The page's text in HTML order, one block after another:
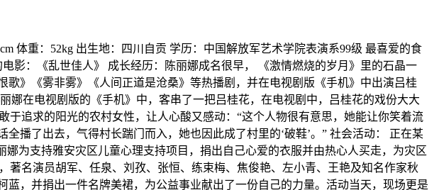
体重：52kg 出生地：四川自贡 学历：中国解放军艺术学院表演系99级 最喜爱的食
影：《乱世佳人》 成长经历：陈丽娜成名很早， 《激情燃烧的岁月》里的石晶一
》《雾非雾》《人间正道是沧桑》等热播剧，并在电视剧版《手机》中出演吕桂
在电视剧版的《手机》中，客串了一把吕桂花，在电视剧中，吕桂花的戏份大大
追求的阳光的农村女性，让人心酸又感动：“这个人物很有意思，她能让你笑着流
播了出去，气得村长踹门而入，她也因此成了村里的‘破鞋’。” 社会活动： 正在某
为支持雅安灾区儿童心理支持项目，捐出自己心爱的衣服并由热心人买走，为灾区
名演员胡军、任泉、刘孜、张恒、练束梅、焦俊艳、左小青、王艳及知名作家秋
，并捐出一件名牌美裙，为公益事业献出了一份自己的力量。活动当天，现场更是